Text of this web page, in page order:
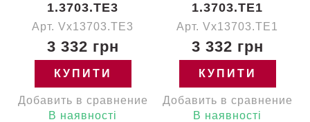
1.3703.TE3
Арт. Vx13703.TE3
3 332 грн
КУПИТИ
Добавить в сравнение
В наявності
1.3703.TE1
Арт. Vx13703.TE1
3 332 грн
КУПИТИ
Добавить в сравнение
В наявності